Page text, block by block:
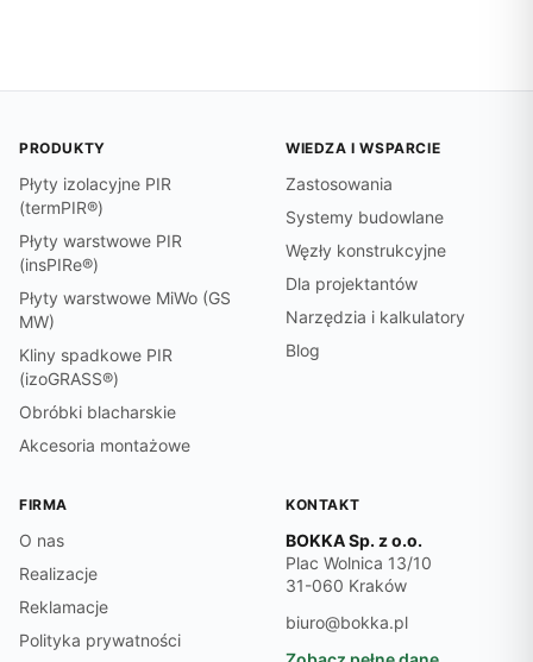
PRODUKTY
Płyty izolacyjne PIR
(termPIR®)
Płyty warstwowe PIR
(insPIRe®)
Płyty warstwowe MiWo (GS
MW)
Kliny spadkowe PIR
(izoGRASS®)
Obróbki blacharskie
Akcesoria montażowe
WIEDZA I WSPARCIE
Zastosowania
Systemy budowlane
Węzły konstrukcyjne
Dla projektantów
Narzędzia i kalkulatory
Blog
FIRMA
O nas
Realizacje
Reklamacje
Polityka prywatności
KONTAKT
BOKKA Sp. z o.o.
Plac Wolnica 13/10
31-060 Kraków
biuro@bokka.pl